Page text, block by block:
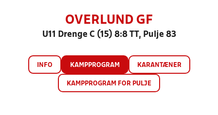
OVERLUND GF
U11 Drenge C (15) 8:8 TT, Pulje 83
INFO KAMPPROGRAM KARANTÆNER
KAMPPROGRAM FOR PULJE